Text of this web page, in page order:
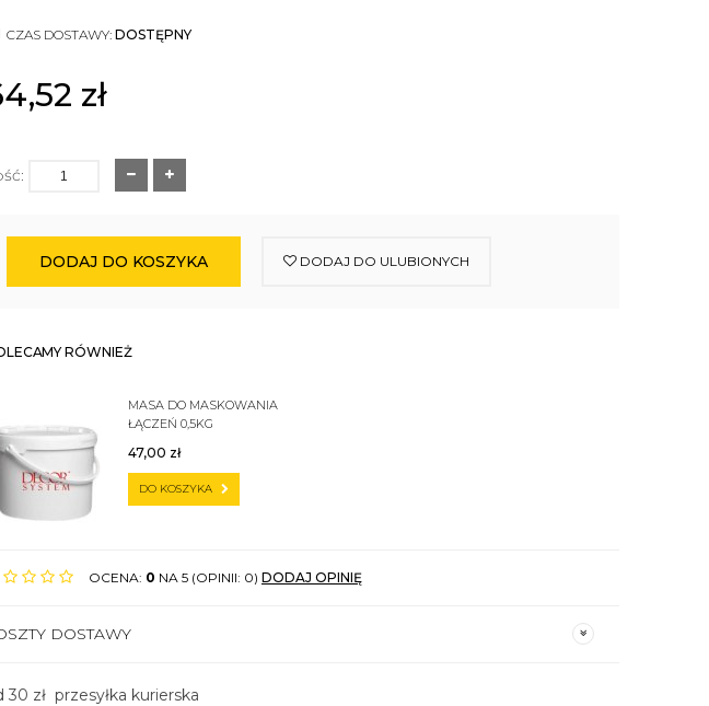
CZAS DOSTAWY: DOSTĘPNY
zł
DODAJ DO KOSZYKA DODAJ DO ULUBIONYCH
RÓWNIEŻ
MASA DO MASKOWANIA
ŁĄCZEŃ 0,5KG
47,00 zł
DO KOSZYKA
OCENA: 0 NA 5 (OPINII: 0) DODAJ OPINIĘ
DOSTAWY
30 zł przesyłka kurierska